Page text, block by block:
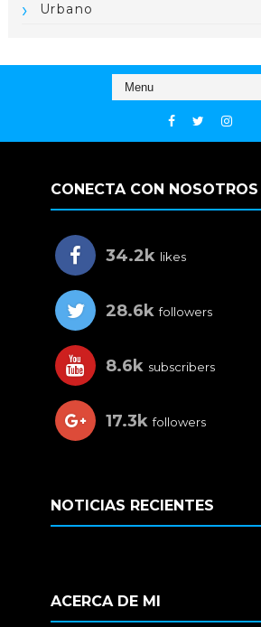
Urbano
CONECTA CON NOSOTROS
34.2k likes
28.6k followers
8.6k subscribers
17.3k followers
NOTICIAS RECIENTES
ACERCA DE MI